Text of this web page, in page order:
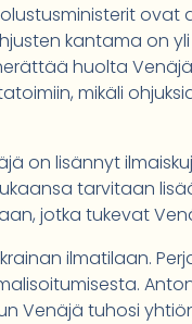
ovat
kantama on
huolta
mikäli
on lisännyt
tarvitaan
jotka tukevat
ilmatilaan.
Venäjä tuhosi